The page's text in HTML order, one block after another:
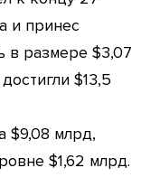
и принес
в размере $3,07
$13,5
$9,08 млрд,
$1,62 млрд.